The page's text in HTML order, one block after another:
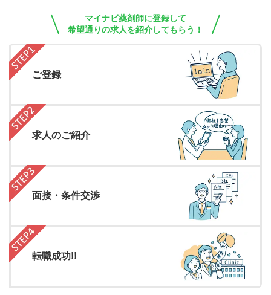
マイナビ薬剤師に登録して
希望通りの求人を紹介してもらう！
ご登録
求人のご紹介
面接・条件交渉
転職成功!!